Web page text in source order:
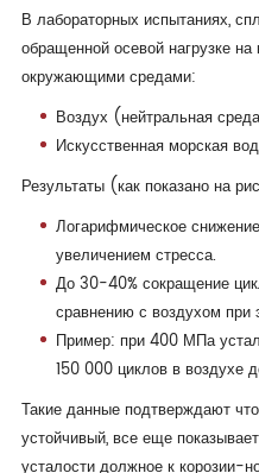
В лабораторных испытаниях,
обращенной осевой нагрузке
окружающими средами:
Воздух (нейтральная
Искусственная морская
Результаты (как показано на
Логарифмическое
увеличением стресса.
До 30-40% сокращение
сравнению с воздухом при
Пример: при 400 МПа
150 000 циклов в воздухе
Такие данные подтверждают
устойчивый, все еще
усталости должное к корозии-